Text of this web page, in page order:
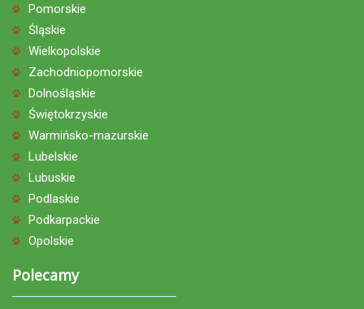
Pomorskie
Śląskie
Wielkopolskie
Zachodniopomorskie
Dolnośląskie
Świętokrzyskie
Warmińsko-mazurskie
Lubelskie
Lubuskie
Podlaskie
Podkarpackie
Opolskie
Polecamy